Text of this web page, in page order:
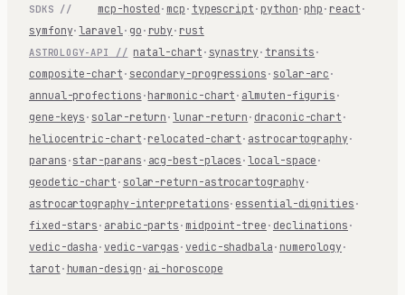
SDKS // mcp-hosted · mcp · typescript · python· php · react ·
symfony·laravel · go · ruby · rust
ASTROLOGY-API // natal-chart · synastry · transits ·
composite-chart · secondary-progressions · solar-arc ·
annual-profections · harmonic-chart · almuten-figuris ·
gene-keys · solar-return ·lunar-return · draconic-chart ·
heliocentric-chart · relocated-chart · astrocartography ·
parans · star-parans · acg-best-places ·local-space ·
geodetic-chart · solar-return-astrocartography ·
astrocartography-interpretations· essential-dignities ·
fixed-stars · arabic-parts · midpoint-tree · declinations ·
vedic-dasha ·vedic-vargas ·vedic-shadbala · numerology ·
tarot · human-design · ai-horoscope